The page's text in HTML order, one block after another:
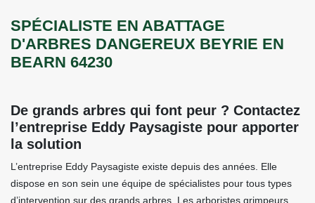
SPÉCIALISTE EN ABATTAGE
D'ARBRES DANGEREUX BEYRIE EN
BEARN 64230
De grands arbres qui font peur ? Contactez
l’entreprise Eddy Paysagiste pour apporter
la solution
L’entreprise Eddy Paysagiste existe depuis des années. Elle
dispose en son sein une équipe de spécialistes pour tous types
d’intervention sur des grands arbres. Les arboristes grimpeurs